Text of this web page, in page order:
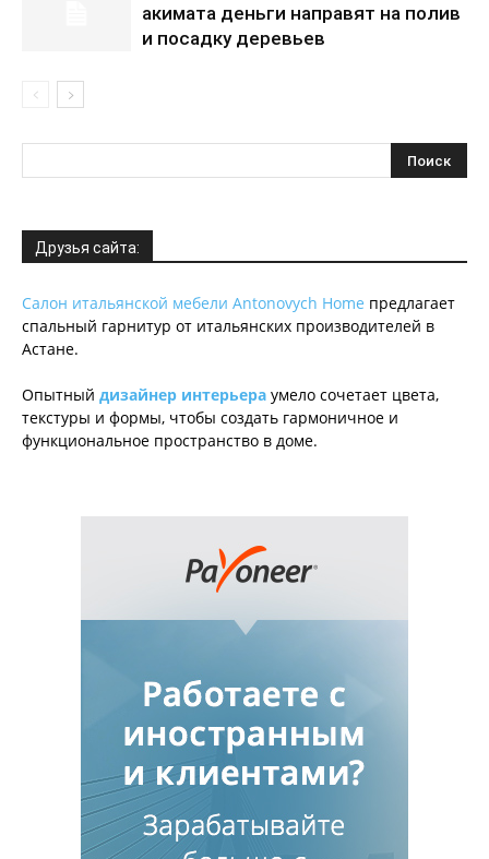
акимата деньги направят на полив
и посадку деревьев
Друзья сайта:
Салон итальянской мебели Antonovych Home предлагает
спальный гарнитур от итальянских производителей в
Астане.
Опытный дизайнер интерьера умело сочетает цвета,
текстуры и формы, чтобы создать гармоничное и
функциональное пространство в доме.